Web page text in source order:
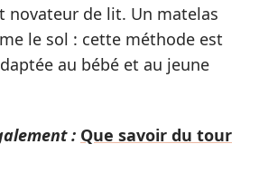
novateur de lit. Un matelas
le sol : cette méthode est
au bébé et au jeune
: Que savoir du tour